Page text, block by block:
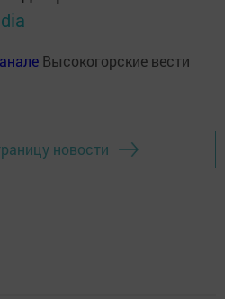
Высокогорские вести
новости